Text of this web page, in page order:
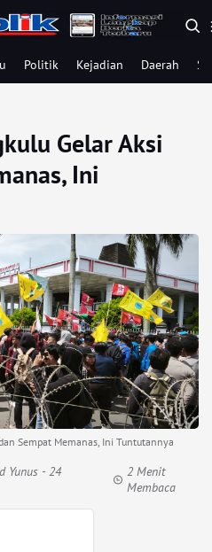
Politik Kejadian Daerah
Gelar Aksi
Ini
Sempat Memanas, Ini Tuntutannya
Yunus - 24
2 Menit
Membaca